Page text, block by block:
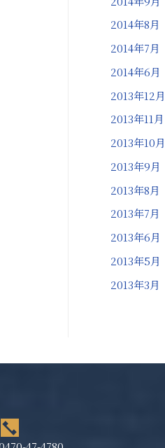
2014年8月
2014年7月
2014年6月
2013年12月
2013年11月
2013年10月
2013年9月
2013年8月
2013年7月
2013年6月
2013年5月
2013年3月